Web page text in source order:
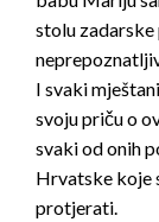
stolu
I svaki
svoju priču o
svaki od onih
Hrvatske koje
protjerati.